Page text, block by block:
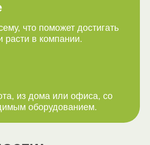
что поможет достигать
расти в компании.
из дома или офиса, со
оборудованием.